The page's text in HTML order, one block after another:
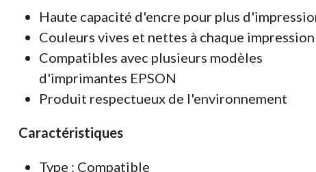
Haute capacité d'encre pour plus
Couleurs vives et nettes à chaque impression
Compatibles avec plusieurs modèles
d'imprimantes EPSON
Produit respectueux de l'environnement
Caractéristiques
Type : Compatible